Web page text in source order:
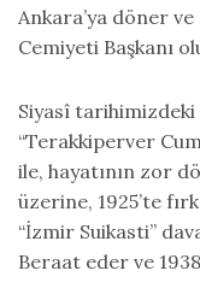
Ankara’ya döner
Cemiyeti Başkanı
Siyasî
“Terakkiperver
ile, hayatının zor
üzerine, 1925’te
“İzmir Suikasti”
Beraat eder ve